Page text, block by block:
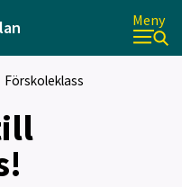
Meny
Förskoleklass